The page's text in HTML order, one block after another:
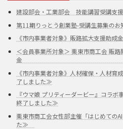
建設部会・工業部会 技能講習受講支
第11期りっとう創業塾-受講生募集のお
《市内事業者対象》販路拡大支援助成
＜会員事業所対象＞ 栗東市商工会 販路
《市内事業者対象》人材確保・人材
了しました≫
『ウマ娘 プリティーダービー』コラ
終了しました≫
栗東市商工会女性部主催「はじめての
た≫